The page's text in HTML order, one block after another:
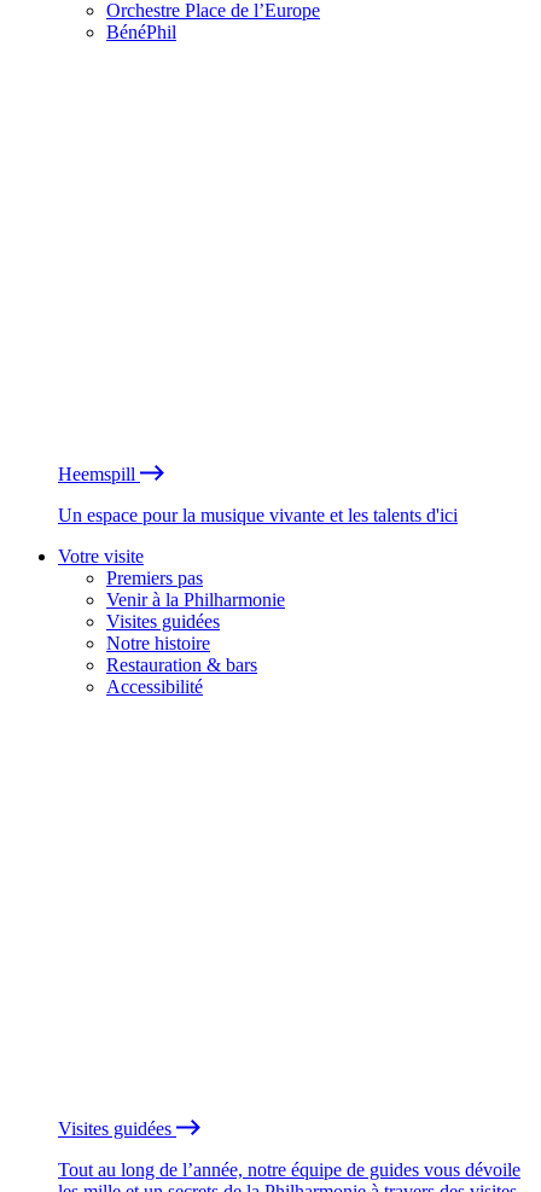
Orchestre Place de l’Europe
BénéPhil
Heemspill
Un espace pour la musique vivante et les talents d'ici
Votre visite
Premiers pas
Venir à la Philharmonie
Visites guidées
Notre histoire
Restauration & bars
Accessibilité
Visites guidées
Tout au long de l’année, notre équipe de guides vous dévoile